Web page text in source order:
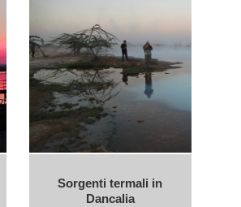
Sorgenti termali in
Dancalia